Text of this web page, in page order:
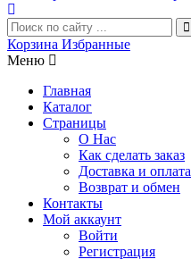
Корзина Избранные
Меню
Главная
Каталог
Страницы
О Нас
Как сделать заказ
Доставка и оплата
Возврат и обмен
Контакты
Мой аккаунт
Войти
Регистрация